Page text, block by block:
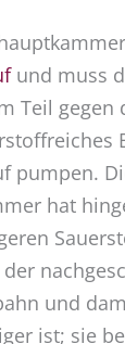
und muss
Teil gegen
pumpen.
hat
und
ist; sie